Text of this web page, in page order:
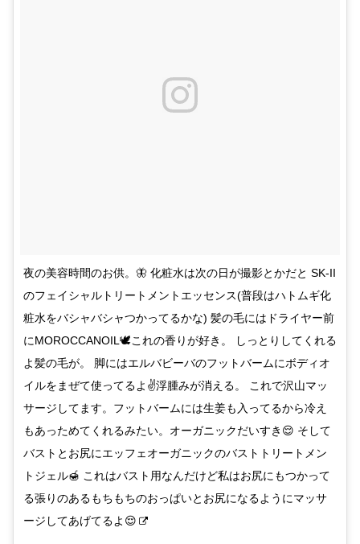
夜の美容時間のお供。🦋 化粧水は次の日が撮影とかだと SK-II
のフェイシャルトリートメントエッセンス(普段はハトムギ化
粧水をバシャバシャつかってるかな) 髪の毛にはドライヤー前
にMOROCCANOIL🕊これの香りが好き。 しっとりしてくれる
よ髪の毛が。 脚にはエルバビーバのフットバームにボディオ
イルをまぜて使ってるよ✌️浮腫みが消える。 これで沢山マッ
サージしてます。フットバームには生姜も入ってるから冷え
もあっためてくれるみたい。オーガニックだいすき😌 そして
バストとお尻にエッフェオーガニックのバストトリートメン
トジェル🍯 これはバスト用なんだけど私はお尻にもつかって
る張りのあるもちもちのおっぱいとお尻になるようにマッサ
ージしてあげてるよ😌